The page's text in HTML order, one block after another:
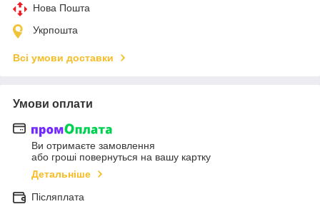
Нова Пошта
Укрпошта
Всі умови доставки
Умови оплати
Ви отримаєте замовлення
або гроші повернуться на вашу картку
Детальніше
Післяплата